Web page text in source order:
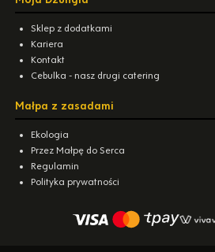
Sklep z dodatkami
Kariera
Kontakt
Cebulka - nasz drugi catering
Małpa z zasadami
Ekologia
Przez Małpę do Serca
Regulamin
Polityka prywatności